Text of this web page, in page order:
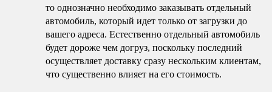
то однозначно необходимо заказывать отдельный
автомобиль, который идет только от загрузки до
вашего адреса. Естественно отдельный автомобиль
будет дороже чем догруз, поскольку последний
осуществляет доставку сразу нескольким клиентам,
что существенно влияет на его стоимость.